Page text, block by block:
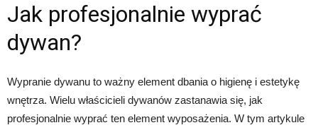
Jak profesjonalnie wyprać
dywan?
Wypranie dywanu to ważny element dbania o higienę i estetykę
wnętrza. Wielu właścicieli dywanów zastanawia się, jak
profesjonalnie wyprać ten element wyposażenia. W tym artykule